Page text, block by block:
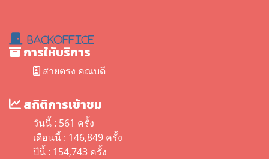
BackOffice
การให้บริการ
สายตรง คณบดี
สถิติการเข้าชม
วันนี้ : 561 ครั้ง
เดือนนี้ : 146,849 ครั้ง
ปีนี้ : 154,743 ครั้ง